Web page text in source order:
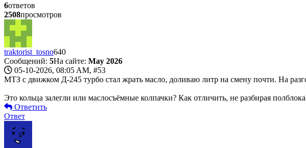
6ответов
2508просмотров
traktorist_tosno640
Сообщений: 5На сайте: May 2026
05-10-2026, 08:05 AM, #53
МТЗ с движком Д-245 турбо стал жрать масло, доливаю литр на смену почти. На
Это кольца залегли или маслосъёмные колпачки? Как отличить, не разбирая
Ответить
Ответ